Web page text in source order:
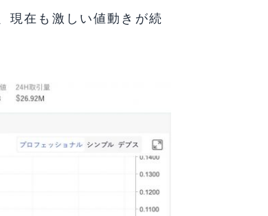
現在も激しい値動きが続